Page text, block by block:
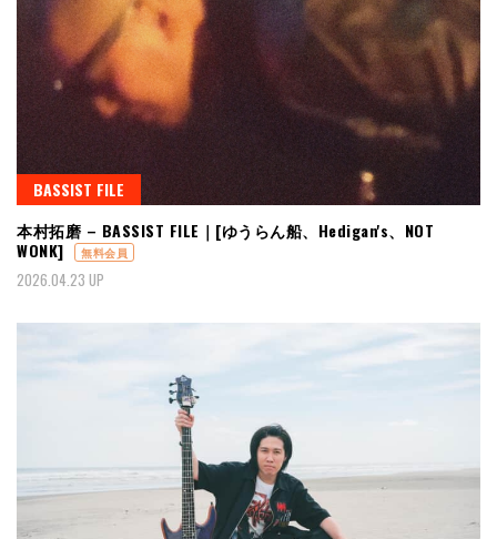
BASSIST FILE
本村拓磨 – BASSIST FILE｜[ゆうらん船、Hedigan's、NOT
WONK]
無料会員
2026.04.23 UP